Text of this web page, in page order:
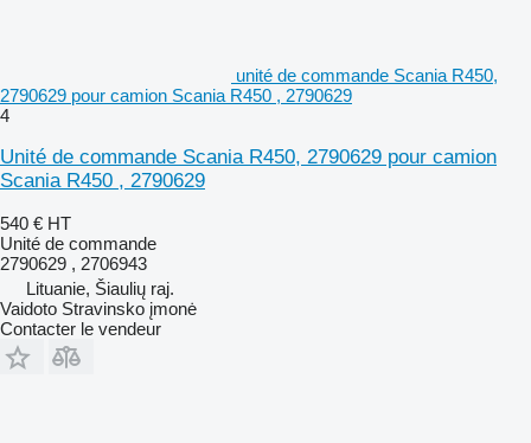
unité de commande Scania R450,
2790629 pour camion Scania R450 , 2790629
4
Unité de commande Scania R450, 2790629 pour camion
Scania R450 , 2790629
540 € HT
Unité de commande
2790629 , 2706943
Lituanie, Šiaulių raj.
Vaidoto Stravinsko įmonė
Contacter le vendeur